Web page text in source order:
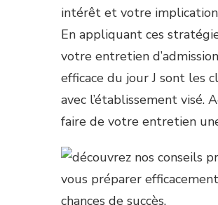
intérêt et votre
En appliquant ces
votre entretien
efficace du jour J sont les
avec l’établissement
faire de votre entretien